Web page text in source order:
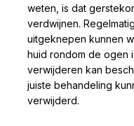
weten, is dat
verdwijnen.
uitgeknepen kunnen
huid rondom de ogen
verwijderen kan
juiste behandeling
verwijderd.